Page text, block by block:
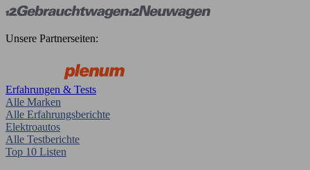
Unsere Partnerseiten:
Erfahrungen & Tests
Alle Marken
Alle Erfahrungsberichte
Elektroautos
Alle Testberichte
Top 10 Listen